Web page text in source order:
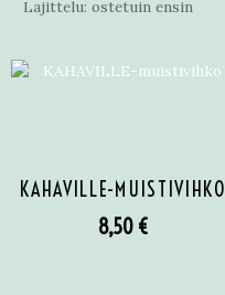
KAHAVILLE-MUISTIVIHKO
8,50 €